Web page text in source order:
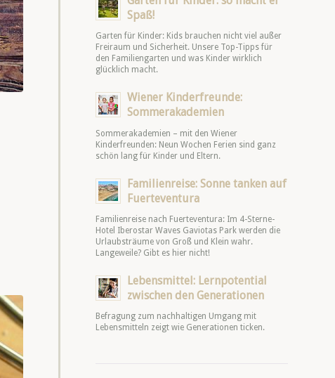
Spaß!
Garten für Kinder: Kids brauchen nicht viel außer
Freiraum und Sicherheit. Unsere Top-Tipps für
den Familiengarten und was Kinder wirklich
glücklich macht.
Wiener Kinderfreunde:
Sommerakademien
Sommerakademien – mit den Wiener
Kinderfreunden: Neun Wochen Ferien sind ganz
schön lang für Kinder und Eltern.
Familienreise: Sonne tanken auf
Fuerteventura
Familienreise nach Fuerteventura: Im 4-Sterne-
Hotel Iberostar Waves Gaviotas Park werden die
Urlaubsträume von Groß und Klein wahr.
Langeweile? Gibt es hier nicht!
Lebensmittel: Lernpotential
zwischen den Generationen
Befragung zum nachhaltigen Umgang mit
Lebensmitteln zeigt wie Generationen ticken.